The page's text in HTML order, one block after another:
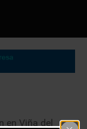
en Viña del